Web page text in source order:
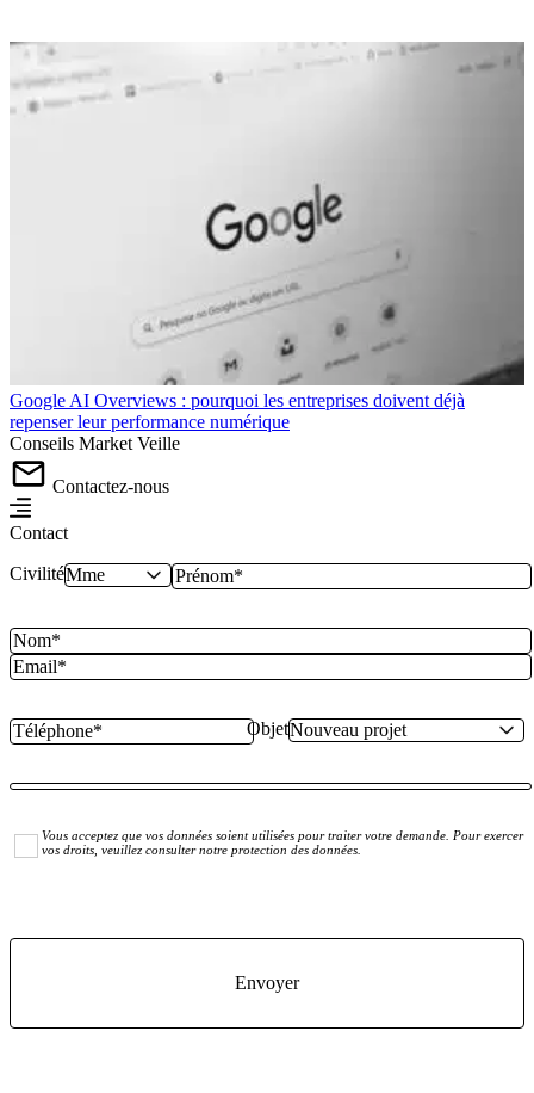
Google AI Overviews : pourquoi les entreprises doivent déjà
repenser leur performance numérique
Conseils Market Veille
Contactez-nous
Contact
Civilité
Objet
Vous acceptez que vos données soient utilisées pour traiter votre demande. Pour exercer
vos droits, veuillez consulter notre protection des données.